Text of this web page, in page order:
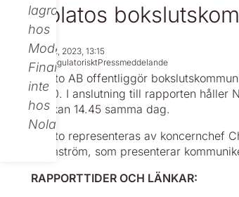
lagras
hos
Modular
Finance,
inte
hos
Nolato.
Nolatos
Feb 02, 2023, 13:15
Icke regulatorisktPressmeddelande
Nolato AB offentliggör
14.00. I anslutning till rapporten håller
klockan 14.45 samma dag.
Nolato representeras av koncernchef
Holmström, som presenterar
RAPPORTTIDER OCH LÄNKAR: